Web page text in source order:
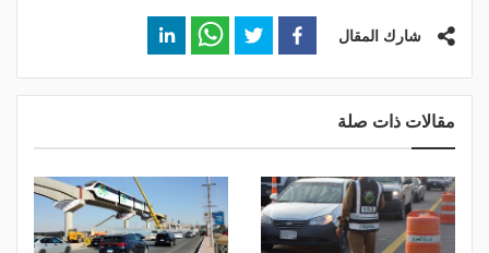
شارك المقال
مقالات ذات صلة